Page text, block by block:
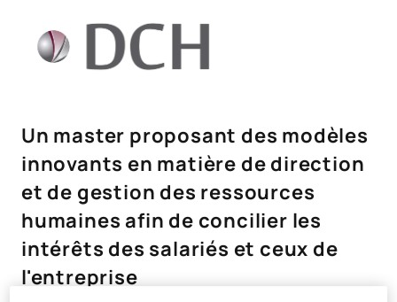
Un master proposant des modèles
innovants en matière de direction
et de gestion des ressources
humaines afin de concilier les
intérêts des salariés et ceux de
l'entreprise